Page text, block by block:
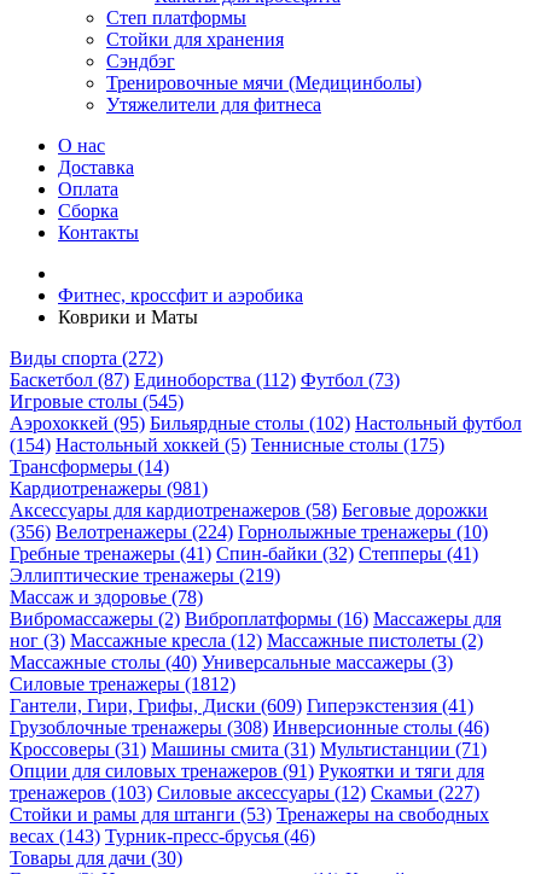
Степ платформы
Стойки для хранения
Сэндбэг
Тренировочные мячи (Медицинболы)
Утяжелители для фитнеса
О нас
Доставка
Оплата
Сборка
Контакты
Фитнес, кроссфит и аэробика
Коврики и Маты
Виды спорта (272)
Баскетбол (87) Единоборства (112) Футбол (73)
Игровые столы (545)
Аэрохоккей (95) Бильярдные столы (102) Настольный футбол
(154) Настольный хоккей (5) Теннисные столы (175)
Трансформеры (14)
Кардиотренажеры (981)
Аксессуары для кардиотренажеров (58) Беговые дорожки
(356) Велотренажеры (224) Горнолыжные тренажеры (10)
Гребные тренажеры (41) Спин-байки (32) Степперы (41)
Эллиптические тренажеры (219)
Массаж и здоровье (78)
Вибромассажеры (2) Виброплатформы (16) Массажеры для
ног (3) Массажные кресла (12) Массажные пистолеты (2)
Массажные столы (40) Универсальные массажеры (3)
Силовые тренажеры (1812)
Гантели, Гири, Грифы, Диски (609) Гиперэкстензия (41)
Грузоблочные тренажеры (308) Инверсионные столы (46)
Кроссоверы (31) Машины смита (31) Мультистанции (71)
Опции для силовых тренажеров (91) Рукоятки и тяги для
тренажеров (103) Силовые аксессуары (12) Скамьи (227)
Стойки и рамы для штанги (53) Тренажеры на свободных
весах (143) Турник-пресс-брусья (46)
Товары для дачи (30)